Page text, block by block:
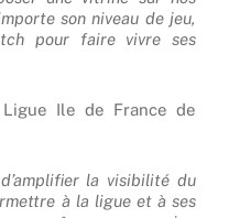
son niveau de jeu,
pour faire vivre ses
Ile de France de
la visibilité du
à la ligue et à ses